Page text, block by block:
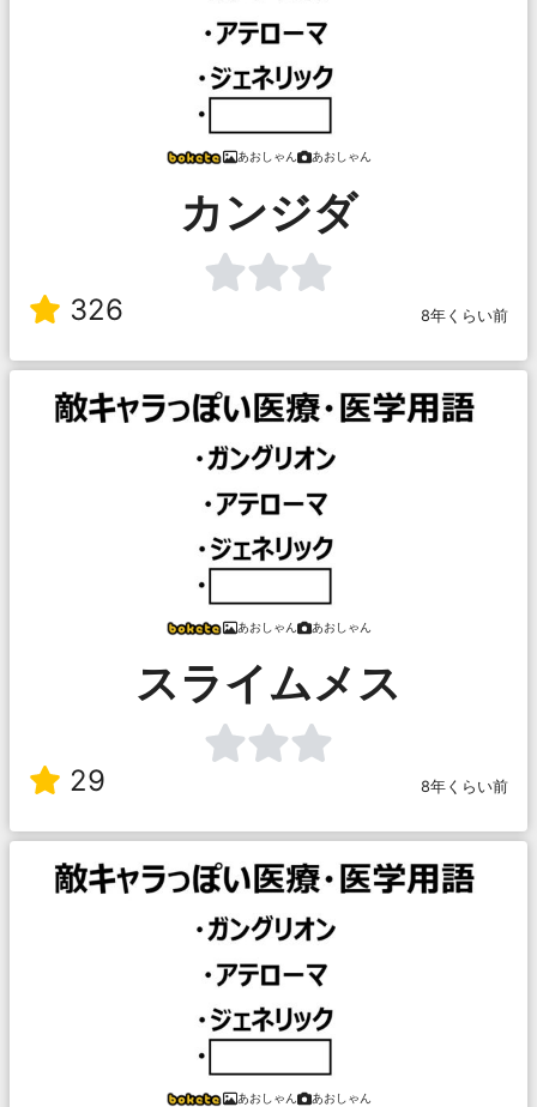
あおしゃん あおしゃん
カンジダ
326 8年くらい前
あおしゃん あおしゃん
スライムメス
29 8年くらい前
あおしゃん あおしゃん